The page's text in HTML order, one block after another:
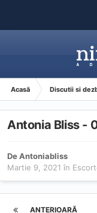
Acasă Discutii si
Antonia Bliss -
DeAntoniabliss
Martie 9, 2021 în
ANTERIOARĂ